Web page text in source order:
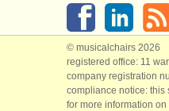
© musicalchairs 2026
registered office: 11
company registration
compliance notice: ​this
for more information